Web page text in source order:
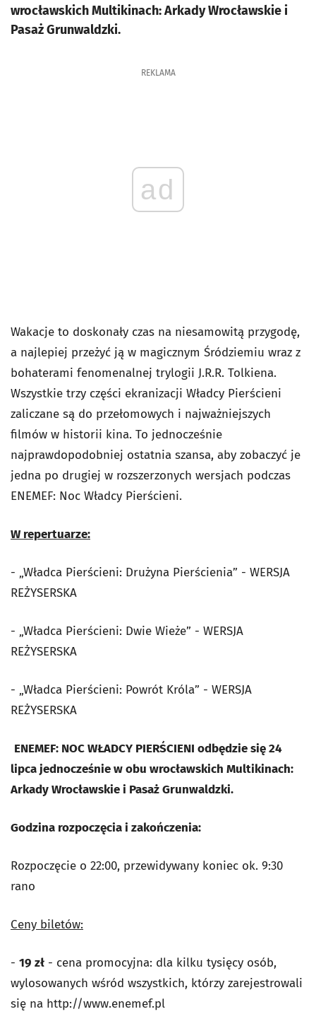
wrocławskich Multikinach: Arkady Wrocławskie i
Pasaż Grunwaldzki.
REKLAMA
ad
Wakacje to doskonały czas na niesamowitą przygodę,
a najlepiej przeżyć ją w magicznym Śródziemiu wraz z
bohaterami fenomenalnej trylogii J.R.R. Tolkiena.
Wszystkie trzy części ekranizacji Władcy Pierścieni
zaliczane są do przełomowych i najważniejszych
filmów w historii kina. To jednocześnie
najprawdopodobniej ostatnia szansa, aby zobaczyć je
jedna po drugiej w rozszerzonych wersjach podczas
ENEMEF: Noc Władcy Pierścieni.
W repertuarze:
- „Władca Pierścieni: Drużyna Pierścienia” - WERSJA
REŻYSERSKA
- „Władca Pierścieni: Dwie Wieże” - WERSJA
REŻYSERSKA
- „Władca Pierścieni: Powrót Króla” - WERSJA
REŻYSERSKA
ENEMEF: NOC WŁADCY PIERŚCIENI odbędzie się 24
lipca jednocześnie w obu wrocławskich Multikinach:
Arkady Wrocławskie i Pasaż Grunwaldzki.
Godzina rozpoczęcia i zakończenia:
Rozpoczęcie o 22:00, przewidywany koniec ok. 9:30
rano
Ceny biletów:
- 19 zł - cena promocyjna: dla kilku tysięcy osób,
wylosowanych wśród wszystkich, którzy zarejestrowali
się na http://www.enemef.pl